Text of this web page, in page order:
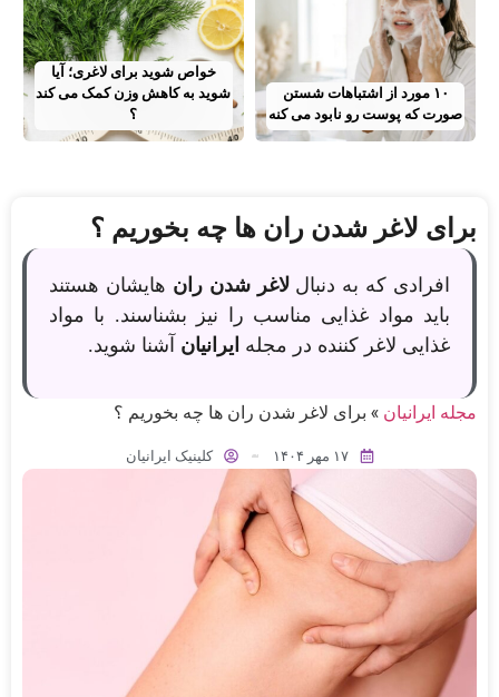
۱۰ مورد از اشتباهات شستن
صورت که پوست رو نابود می کنه
خواص شوید برای لاغری؛ آیا
شوید به کاهش وزن کمک می‌ کند
؟
برای لاغر شدن ران ها چه بخوریم ؟
افرادی که به دنباللاغر شدن ران هایشان هستند
باید مواد غذایی مناسب را نیز بشناسند. با مواد
غذایی لاغر کننده در مجله ایرانیان آشنا شوید.
مجله ایرانیان » برای لاغر شدن ران ها چه بخوریم ؟
۱۷ مهر ۱۴۰۴ کلینیک ایرانیان